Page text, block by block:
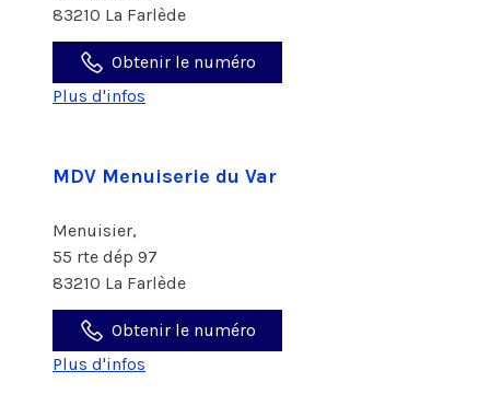
83210 La Farlède
Obtenir le numéro
Plus d'infos
MDV Menuiserie du Var
Menuisier,
55 rte dép 97
83210 La Farlède
Obtenir le numéro
Plus d'infos